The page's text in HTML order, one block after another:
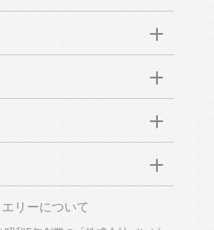
リーについて